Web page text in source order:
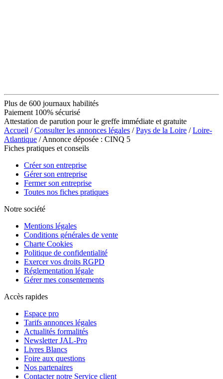
Plus de 600 journaux habilités
Paiement 100% sécurisé
Attestation de parution pour le greffe immédiate et gratuite
Accueil /Consulter les annonces légales /Pays de la Loire /Loire-
Atlantique / Annonce déposée : CINQ 5
Fiches pratiques et conseils
Créer son entreprise
Gérer son entreprise
Fermer son entreprise
Toutes nos fiches pratiques
Notre société
Mentions légales
Conditions générales de vente
Charte Cookies
Politique de confidentialité
Exercer vos droits RGPD
Réglementation légale
Gérer mes consentements
Accès rapides
Espace pro
Tarifs annonces légales
Actualités formalités
Newsletter JAL-Pro
Livres Blancs
Foire aux questions
Nos partenaires
Contacter notre Service client